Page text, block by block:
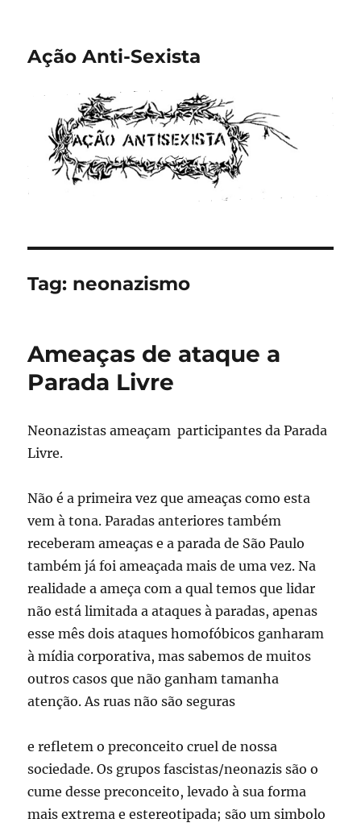
Ação Anti-Sexista
Tag: neonazismo
Ameaças de ataque a
Parada Livre
Neonazistas ameaçam participantes da Parada
Livre.
Não é a primeira vez que ameaças como esta
vem à tona. Paradas anteriores também
receberam ameaças e a parada de São Paulo
também já foi ameaçada mais de uma vez. Na
realidade a ameça com a qual temos que lidar
não está limitada a ataques à paradas, apenas
esse mês dois ataques homofóbicos ganharam
à mídia corporativa, mas sabemos de muitos
outros casos que não ganham tamanha
atenção. As ruas não são seguras
e refletem o preconceito cruel de nossa
sociedade. Os grupos fascistas/neonazis são o
cume desse preconceito, levado à sua forma
mais extrema e estereotipada; são um simbolo